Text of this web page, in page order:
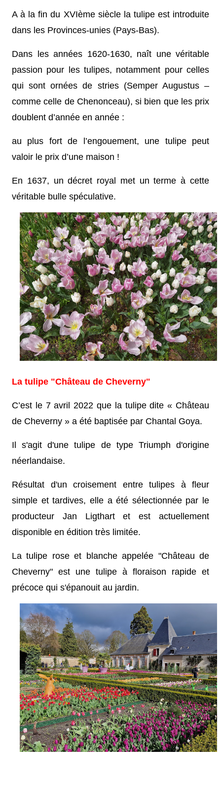
A à la fin du XVIème siècle la tulipe est introduite
dans les Provinces-unies (Pays-Bas).
Dans les années 1620-1630, naît une véritable
passion pour les tulipes, notamment pour celles
qui sont ornées de stries (Semper Augustus –
comme celle de Chenonceau), si bien que les prix
doublent d’année en année :
au plus fort de l’engouement, une tulipe peut
valoir le prix d’une maison !
En 1637, un décret royal met un terme à cette
véritable bulle spéculative.
La tulipe "Château de Cheverny"
C’est le 7 avril 2022 que la tulipe dite « Château
de Cheverny » a été baptisée par Chantal Goya.
Il s'agit d'une tulipe de type Triumph d'origine
néerlandaise.
Résultat d'un croisement entre tulipes à fleur
simple et tardives, elle a été sélectionnée par le
producteur Jan Ligthart et est actuellement
disponible en édition très limitée.
La tulipe rose et blanche appelée "Château de
Cheverny" est une tulipe à floraison rapide et
précoce qui s'épanouit au jardin.